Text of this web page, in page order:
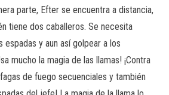
parte, Efter se encuentra a distancia,
tiene dos caballeros. Se necesita
espadas y aun así golpear a los
mucho la magia de las llamas! ¡Contra
de fuego secuenciales y también